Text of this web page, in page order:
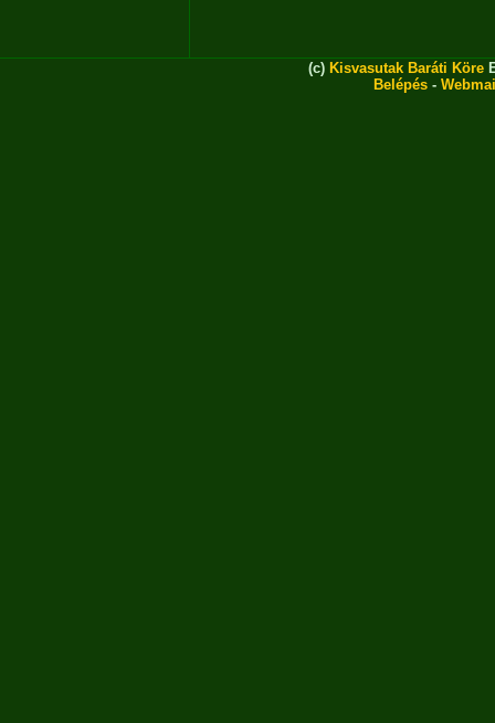
(c) Kisvasutak Baráti Köre
Belépés -